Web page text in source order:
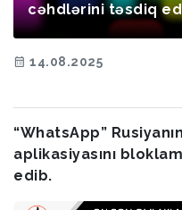
cəhdlərini təsdiq
14.08.2025
“WhatsApp”
aplikasiyasını
edib.